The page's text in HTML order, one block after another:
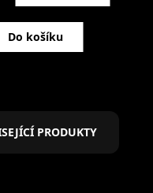
Do košíku
PRODUKTY